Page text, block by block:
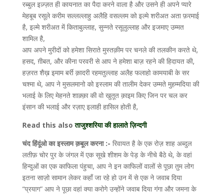
रब्बुल इज़्ज़त ही कायनात का पैदा करने वाला है और उसने ही अपने प्यारे
मेहबूब रसूले करीम सल्लल्लाहु अलैहि वसल्लम को इल्मे शरीअत अता फ़रमाई
है, इल्मे शरीअत में किताबुल्लाह, सुन्नते रसूलुल्लाह और इजमाए उम्मत
शामिल है,
आप अपने मुरीदों को हमेशा सिराते मुस्तक़ीम पर चनले की तलकीन करते थे,
हसद, ग़ीबत, और कीना परवरी से आप ने हमेशा बाज़ रहने की हिदायत की,
हज़रत शैख़ इमाम बर्री क़ादरी रहमतुल्लाह अलैह फलाहो कामयाबी के सर
चश्मा थे, आप ने मुसलमानो को इस्लाम की तालीम देकर उम्मते मुहम्मदिया की
भलाई के लिए मेहनते शाक़्क़ा की वो खुतूत क़ाइम किए जिन पर चल कर
इंसान की भलाई और रज़ाए इलाही हासिल होती है,
Read this also ताजुश्शरिया की हालाते ज़िन्दगी
चंद हिंदूंओ का इस्लाम क़बूल करना :- रिवायत है के एक रोज़ शाह अब्दुल
लतीफ़ चोर पुर के जंगल में एक सूखे शीशम के पेड़ के नीचे बैठे थे, के वहां
हिन्दुओं का एक काफिला पंहुचा, आप ने इन काफिलों वालों से पूछा तुम लोग
इतना साज़ो सामान लेकर कहाँ जा रहे हो उन में से एक ने जवाब दिया
“प्रयाग” आप ने पूछा वहां क्या करोगे उन्होंने जवाब दिया गंगा और जमना के